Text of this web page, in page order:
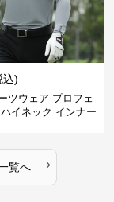
込)
ツウェア プロフェ
イネック インナー
覧へ ›